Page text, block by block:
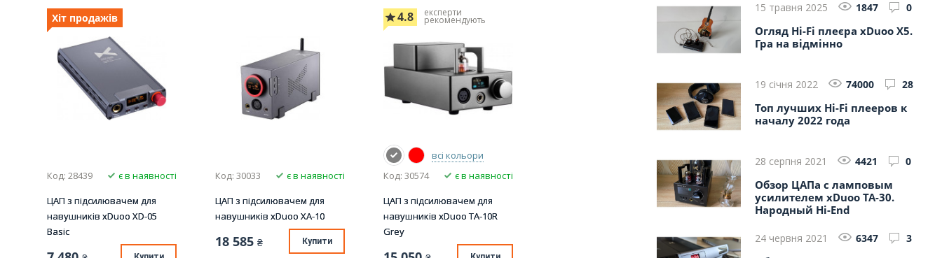
Хіт продажів
Код: 28439
є в наявності
ЦАП з підсилювачем для
навушників xDuoo XD-05
Basic
Код: 30033
є в наявності
ЦАП з підсилювачем для
навушників xDuoo XA-10
18 585 ₴ Купити
4.8 експерти
рекомендують
всі кольори
Код: 30574
є в наявності
ЦАП з підсилювачем для
навушників xDuoo TA-10R
Grey
15 травня 2025 1847 0
Огляд Hi-Fi плеєра xDuoo X5.
Гра на відмінно
19 січня 2022 74000 28
Топ лучших Hi-Fi плееров к
началу 2022 года
28 серпня 2021 4421 0
Обзор ЦАПа с ламповым
усилителем xDuoo TA-30.
Народный Hi-End
24 червня 2021 6347 3